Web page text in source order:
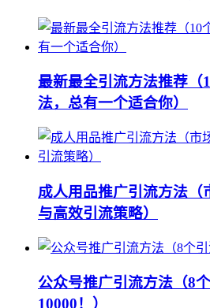
最新最全引流方法推荐（
法，总有一个适合你）
成人用品推广引流方法（
与高效引流策略）
公众号推广引流方法（8
10000！）